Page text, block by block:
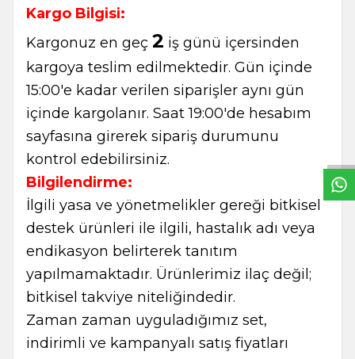
Kargo Bilgisi:
Kargonuz en geç 2 iş günü içersinden
kargoya teslim edilmektedir. Gün içinde
15:00'e kadar verilen siparişler aynı gün
içinde kargolanır. Saat 19:00'de hesabım
sayfasına girerek sipariş durumunu
kontrol edebilirsiniz.
Bilgilendirme:
İlgili yasa ve yönetmelikler gereği bitkisel
destek ürünleri ile ilgili, hastalık adı veya
endikasyon belirterek tanıtım
yapılmamaktadır. Ürünlerimiz ilaç değil;
bitkisel takviye niteliğindedir.
Zaman zaman uyguladığımız set,
indirimli ve kampanyalı satış fiyatları